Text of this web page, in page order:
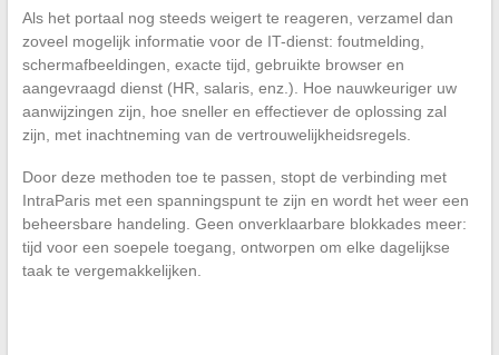
Als het portaal nog steeds weigert te reageren, verzamel dan
zoveel mogelijk informatie voor de IT-dienst: foutmelding,
schermafbeeldingen, exacte tijd, gebruikte browser en
aangevraagd dienst (HR, salaris, enz.). Hoe nauwkeuriger uw
aanwijzingen zijn, hoe sneller en effectiever de oplossing zal
zijn, met inachtneming van de vertrouwelijkheidsregels.
Door deze methoden toe te passen, stopt de verbinding met
IntraParis met een spanningspunt te zijn en wordt het weer een
beheersbare handeling. Geen onverklaarbare blokkades meer:
tijd voor een soepele toegang, ontworpen om elke dagelijkse
taak te vergemakkelijken.